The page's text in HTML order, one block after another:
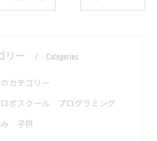
リー Categories
カテゴリー
ボスクール プログラミング
み 子供